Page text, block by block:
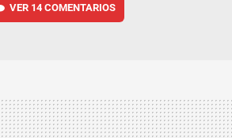
VER 14 COMENTARIOS